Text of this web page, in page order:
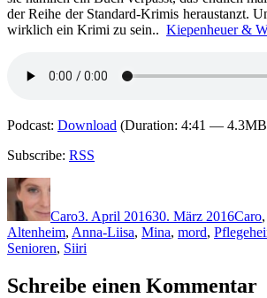
der Reihe der Standard-Krimis heraustanzt.
wirklich ein Krimi zu sein.. Kiepenheuer &
Podcast: Download (Duration: 4:41 —
Subscribe: RSS
Autor
Caro3. April 201630. März 2016Caro,
Altenheim, Anna-Liisa, Mina, mord,
Senioren, Siiri
Schreibe einen Kommentar